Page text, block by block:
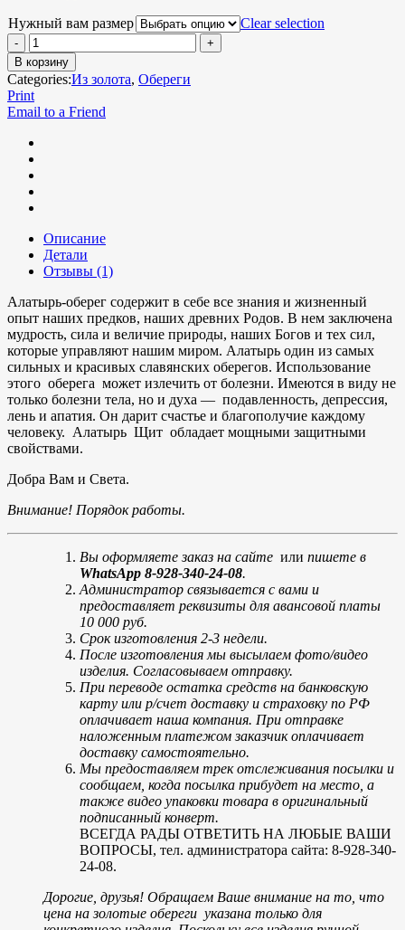
Нужный вам размер Clear selection
В корзину
Categories:Из золота, Обереги
Print
Email to a Friend
Описание
Детали
Отзывы (1)
Алатырь-оберег содержит в себе все знания и жизненный
опыт наших предков, наших древних Родов. В нем заключена
мудрость, сила и величие природы, наших Богов и тех сил,
которые управляют нашим миром. Алатырь один из самых
сильных и красивых славянских оберегов. Использование
этого оберега может излечить от болезни. Имеются в виду не
только болезни тела, но и духа — подавленность, депрессия,
лень и апатия. Он дарит счастье и благополучие каждому
человеку. Алатырь Щит обладает мощными защитными
свойствами.
Добра Вам и Света.
Внимание! Порядок работы.
Вы оформляете заказ на сайте или пишете в
WhatsApp 8-928-340-24-08.
Администратор связывается с вами и
предоставляет реквизиты для авансовой платы
10 000 руб.
Срок изготовления 2-3 недели.
После изготовления мы высылаем фото/видео
изделия. Согласовываем отправку.
При переводе остатка средств на банковскую
карту или р/счет доставку и страховку по РФ
оплачивает наша компания. При отправке
наложенным платежом заказчик оплачивает
доставку самостоятельно.
Мы предоставляем трек отслеживания посылки и
сообщаем, когда посылка прибудет на место, а
также видео упаковки товара в оригинальный
подписанный конверт.
ВСЕГДА РАДЫ ОТВЕТИТЬ НА ЛЮБЫЕ ВАШИ
ВОПРОСЫ, тел. администратора сайта: 8-928-340-
24-08.
Дорогие, друзья! Обращаем Ваше внимание на то, что
цена на золотые обереги указана только для